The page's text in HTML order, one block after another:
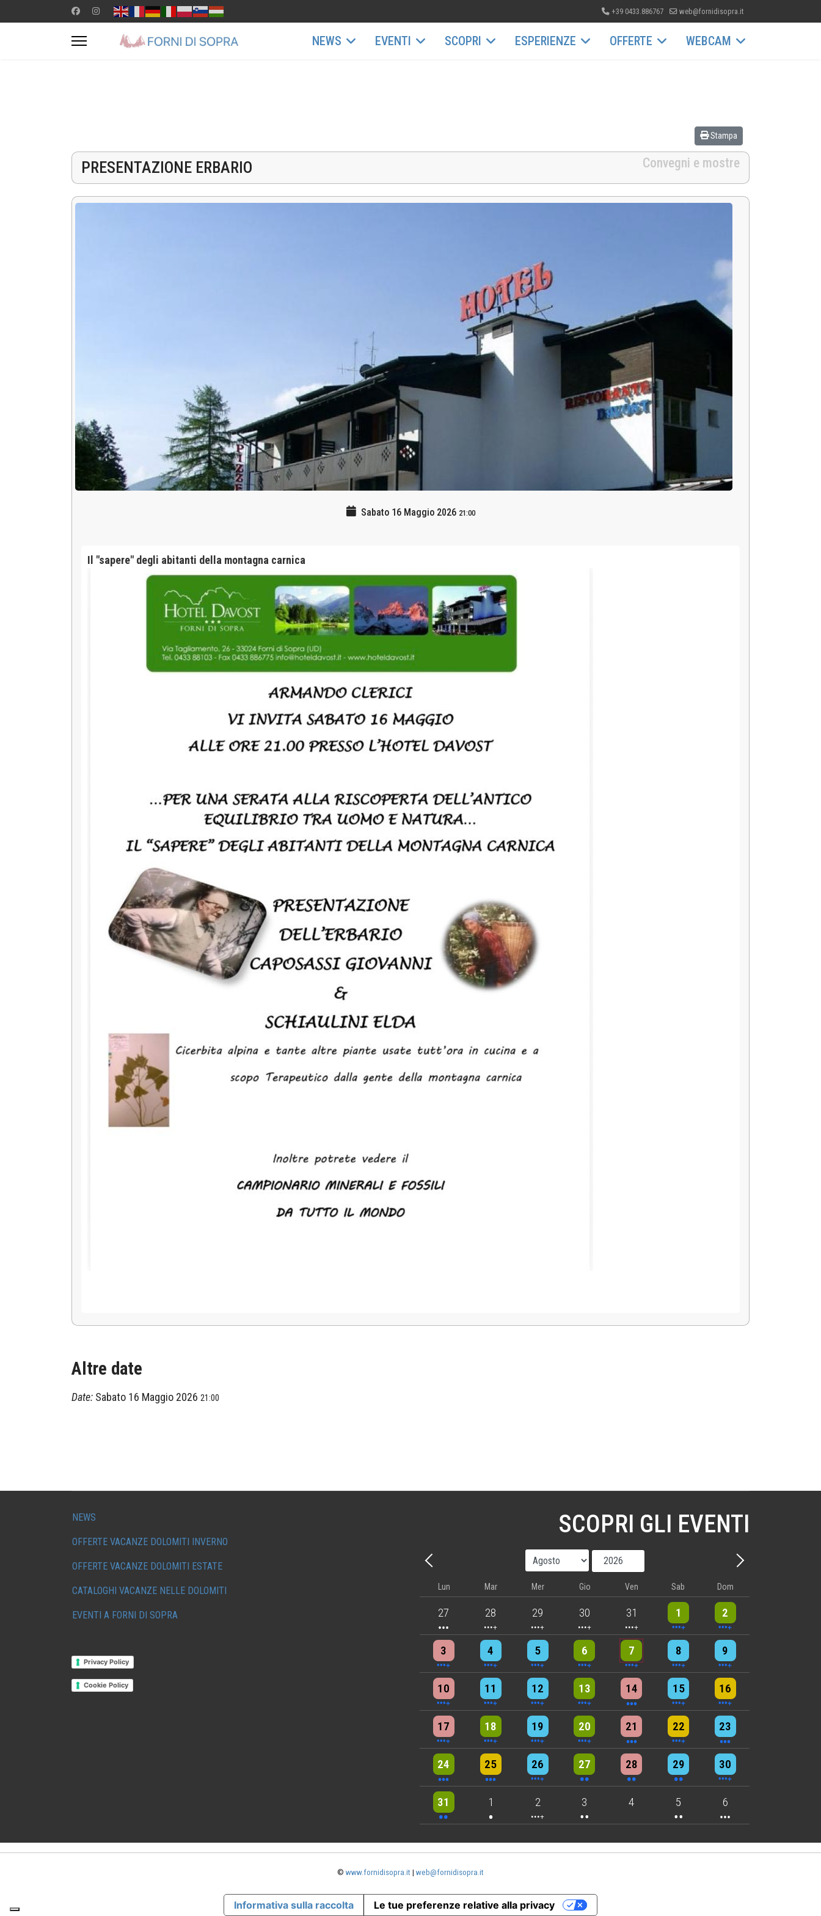
+39 0433.886767 web@fornidisopra.it
NEWS EVENTI SCOPRI ESPERIENZE OFFERTE WEBCAM
Stampa
PRESENTAZIONE ERBARIO Convegni e mostre
Sabato 16 Maggio 2026 21:00
Il "sapere" degli abitanti della montagna carnica
Altre date
Date: Sabato 16 Maggio 2026 21:00
NEWS
OFFERTE VACANZE DOLOMITI INVERNO
OFFERTE VACANZE DOLOMITI ESTATE
CATALOGHI VACANZE NELLE DOLOMITI
EVENTI A FORNI DI SOPRA
Privacy Policy
Cookie Policy
SCOPRI GLI EVENTI
Precedente - Mese
Anno
Avanti - Mese
Lun Mar Mer Gio Ven Sab Dom
27
3 events 28
4 events 29
5 events 30
5 events 31
5 events 1
10 events 2
8 events
3
4 events 4
4 events 5
7 events 6
6 events 7
5 events 8
7 events 9
8 events
10
5 events 11
7 events 12
6 events 13
9 events 14
3 events 15
6 events 16
4 events
17
5 events 18
6 events 19
7 events 20
6 events 21
3 events 22
4 events 23
3 events
24
3 events 25
3 events 26
6 events 27
2 events 28
2 events 29
2 events 30
4 events
31
2 events 1
One event 2
4 events 3
2 events 4 5
2 events 6
3 events
© www.fornidisopra.it | web@fornidisopra.it
Informativa sulla raccolta Le tue preferenze relative alla privacy